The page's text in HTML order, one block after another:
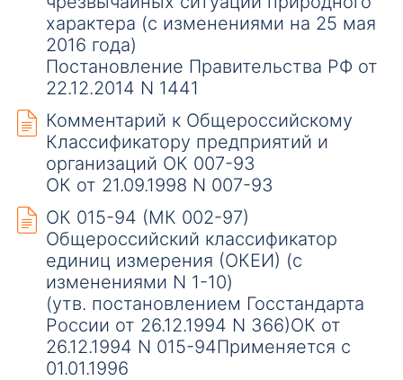
характера (с изменениями на 25 мая
2016 года)
Постановление Правительства РФ от
22.12.2014 N 1441
Комментарий к Общероссийскому
Классификатору предприятий и
организаций ОК 007-93
ОК от 21.09.1998 N 007-93
ОК 015-94 (МК 002-97)
Общероссийский классификатор
единиц измерения (ОКЕИ) (с
изменениями N 1-10)
(утв. постановлением Госстандарта
России от 26.12.1994 N 366)ОК от
26.12.1994 N 015-94Применяется с
01.01.1996